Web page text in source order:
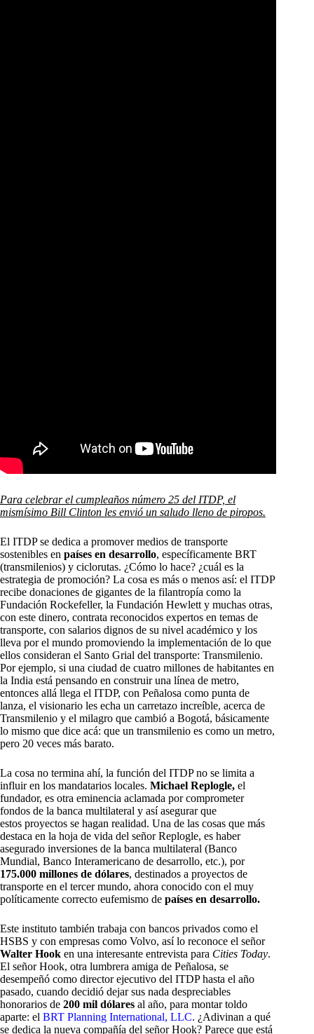
Para celebrar el cumpleaños número 25 del ITDP, el
mismísimo Bill Clinton les envió un saludo lleno de piropos.
El ITDP se dedica a promover medios de transporte
sostenibles en países en desarrollo, específicamente BRT
(transmilenios) y ciclorutas. ¿Cómo lo hace? ¿cuál es la
estrategia de promoción? La cosa es más o menos así: el ITDP
recibe donaciones de gigantes de la filantropía como la
Fundación Rockefeller, la Fundación Hewlett y muchas otras,
con este dinero, contrata reconocidos expertos en temas de
transporte, con salarios dignos de su nivel académico y los
lleva por el mundo promoviendo la implementación de lo que
ellos consideran el Santo Grial del transporte: Transmilenio.
Por ejemplo, si una ciudad de cuatro millones de habitantes en
la India está pensando en construir una línea de metro,
entonces allá llega el ITDP, con Peñalosa como punta de
lanza, el visionario les echa un carretazo increíble, acerca de
Transmilenio y el milagro que cambió a Bogotá, básicamente
lo mismo que dice acá: que un transmilenio es como un metro,
pero 20 veces más barato.
La cosa no termina ahí, la función del ITDP no se limita a
influir en los mandatarios locales. Michael Replogle, el
fundador, es otra eminencia aclamada por comprometer
fondos de la banca multilateral y así asegurar que
estos proyectos se hagan realidad. Una de las cosas que más
destaca en la hoja de vida del señor Replogle, es haber
asegurado inversiones de la banca multilateral (Banco
Mundial, Banco Interamericano de desarrollo, etc.), por
175.000 millones de dólares, destinados a proyectos de
transporte en el tercer mundo, ahora conocido con el muy
políticamente correcto eufemismo de países en desarrollo.
Este instituto también trabaja con bancos privados como el
HSBS y con empresas como Volvo, así lo reconoce el señor
Walter Hook en una interesante entrevista para Cities Today.
El señor Hook, otra lumbrera amiga de Peñalosa, se
desempeñó como director ejecutivo del ITDP hasta el año
pasado, cuando decidió dejar sus nada despreciables
honorarios de 200 mil dólares al año, para montar toldo
aparte: el BRT Planning International, LLC. ¿Adivinan a qué
se dedica la nueva compañía del señor Hook? Parece que está